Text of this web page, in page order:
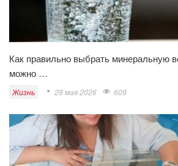
Как правильно выбрать минеральную
можно …
Жизнь 28 мая 2026 609